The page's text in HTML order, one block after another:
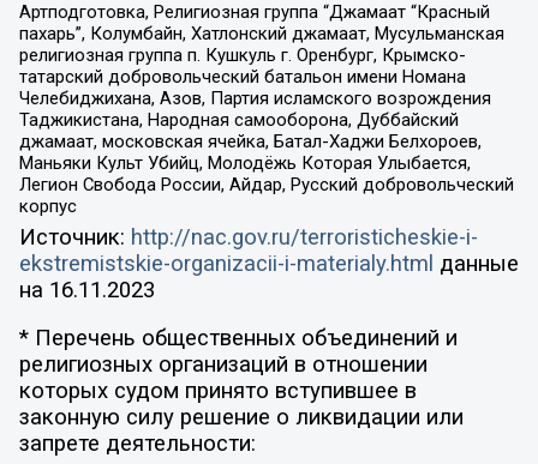
Артподготовка, Религиозная группа “Джамаат “Красный
пахарь”, Колумбайн, Хатлонский джамаат, Мусульманская
религиозная группа п. Кушкуль г. Оренбург, Крымско-
татарский добровольческий батальон имени Номана
Челебиджихана, Азов, Партия исламского возрождения
Таджикистана, Народная самооборона, Дуббайский
джамаат, московская ячейка, Батал-Хаджи Белхороев,
Маньяки Культ Убийц, Молодёжь Которая Улыбается,
Легион Свобода России, Айдар, Русский добровольческий
корпус
Источник: http://nac.gov.ru/terroristicheskie-i-
ekstremistskie-organizacii-i-materialy.html данные
на 16.11.2023
* Перечень общественных объединений и
религиозных организаций в отношении
которых судом принято вступившее в
законную силу решение о ликвидации или
запрете деятельности: